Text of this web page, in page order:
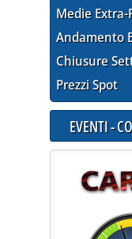
Medie Extra-
Andamento
Chiusure
Prezzi Spot
EVENTI -